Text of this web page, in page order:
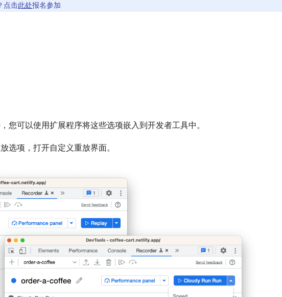
点击此处报名参加
您可以使用扩展程序将这些选项嵌入到开发者工具中。
选项，打开自定义重放界面。